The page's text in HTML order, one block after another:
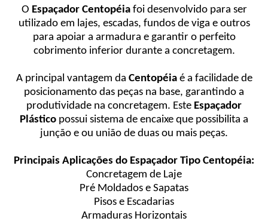
O Espaçador Centopéiafoi desenvolvido para ser
utilizado em lajes, escadas, fundos de viga e outros
para apoiar a armadura e garantir o perfeito
cobrimento inferior durante a concretagem.
A principal vantagem da Centopéiaé a facilidade de
posicionamento das peças na base, garantindo a
produtividade na concretagem. Este Espaçador
Plástico possui sistema de encaixe que possibilita a
junção e ou união de duas ou mais peças.
Principais Aplicações do Espaçador Tipo Centopéia:
Concretagem de Laje
Pré Moldados e Sapatas
Pisos e Escadarias
Armaduras Horizontais